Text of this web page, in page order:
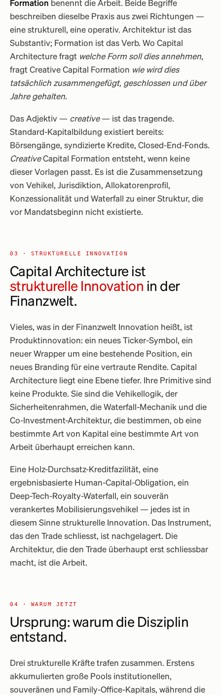
Formation benennt die Arbeit. Beide Begriffe
beschreiben dieselbe Praxis aus zwei Richtungen —
eine strukturell, eine operativ. Architektur ist das
Substantiv; Formation ist das Verb. Wo Capital
Architecture fragt welche Form soll dies annehmen,
fragt Creative Capital Formation wie wird dies
tatsächlich zusammengefügt, geschlossen und über
Jahre gehalten.
Das Adjektiv — creative— ist das tragende.
Standard-Kapitalbildung existiert bereits:
Börsengänge, syndizierte Kredite, Closed-End-Fonds.
CreativeCapital Formation entsteht, wenn keine
dieser Vorlagen passt. Es ist die Zusammensetzung
von Vehikel, Jurisdiktion, Allokatorenprofil,
Konzessionalität und Waterfall zu einer Struktur, die
vor Mandatsbeginn nicht existierte.
03 · STRUKTURELLE INNOVATION
Capital Architecture ist
strukturelle Innovation in der
Finanzwelt.
Vieles, was in der Finanzwelt Innovation heißt, ist
Produktinnovation: ein neues Ticker-Symbol, ein
neuer Wrapper um eine bestehende Position, ein
neues Branding für eine vertraute Rendite. Capital
Architecture liegt eine Ebene tiefer. Ihre Primitive sind
keine Produkte. Sie sind die Vehikellogik, der
Sicherheitenrahmen, die Waterfall-Mechanik und die
Co-Investment-Architektur, die bestimmen, ob eine
bestimmte Art von Kapital eine bestimmte Art von
Arbeit überhaupt erreichen kann.
Eine Holz-Durchsatz-Kreditfazilität, eine
ergebnisbasierte Human-Capital-Obligation, ein
Deep-Tech-Royalty-Waterfall, ein souverän
verankertes Mobilisierungsvehikel — jedes ist in
diesem Sinne strukturelle Innovation. Das Instrument,
das den Trade schliesst, ist nachgelagert. Die
Architektur, die den Trade überhaupt erst schliessbar
macht, ist die Arbeit.
04 · WARUM JETZT
Ursprung: warum die Disziplin
entstand.
Drei strukturelle Kräfte trafen zusammen. Erstens
akkumulierten große Pools institutionellen,
souveränen und Family-Office-Kapitals, während die